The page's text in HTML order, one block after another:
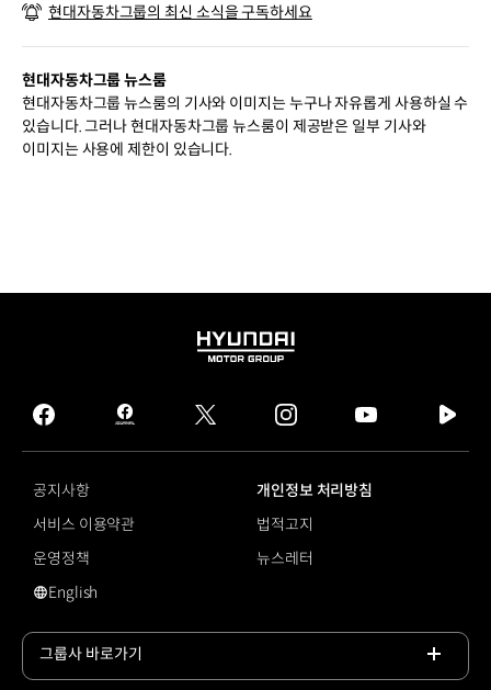
현대자동차그룹의 최신 소식을 구독하세요
현대자동차그룹 뉴스룸
현대자동차그룹 뉴스룸의 기사와 이미지는 누구나 자유롭게 사용하실 수
있습니다. 그러나 현대자동차그룹 뉴스룸이 제공받은 일부 기사와
이미지는 사용에 제한이 있습니다.
HYUNDAI
GROUP
facebook
hmg
journal
twitter instagram
tv
공지사항
개인정보 처리방침
서비스 이용약관
법적고지
운영정책
뉴스레터
영문 사이트로 이동
English
그룹사 바로가기